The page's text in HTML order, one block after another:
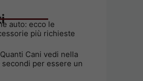
auto: ecco le
più richieste
Cani vedi nella
per essere un